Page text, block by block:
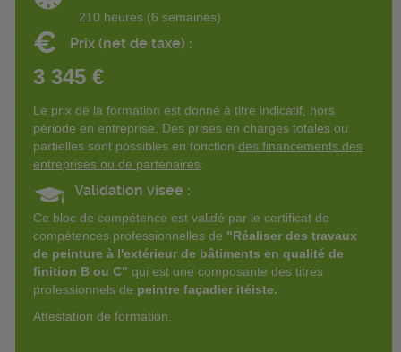
210 heures (6 semaines)
€ Prix (net de taxe) :
3 345 €
Le prix de la formation est donné à titre indicatif, hors
période en entreprise. Des prises en charges totales ou
partielles sont possibles en fonction des financements des
entreprises ou de partenaires
Validation visée :
Ce bloc de compétence est validé par le certificat de
compétences professionnelles de "Réaliser des travaux
de peinture à l'extérieur de bâtiments en qualité de
finition B ou C" qui est une composante des titres
professionnels de peintre façadier itéiste.
Attestation de formation.